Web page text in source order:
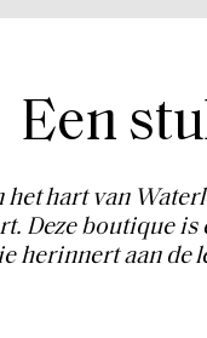
Een
het hart van
Deze boutique is
herinnert aan de